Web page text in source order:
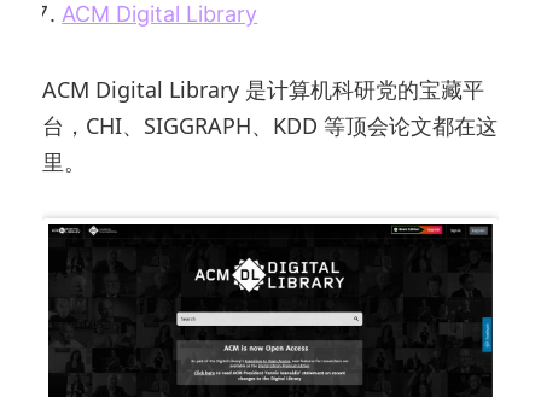
ACM Digital Library
ACM Digital Library 是计算机科研党的宝藏平
台，CHI、SIGGRAPH、KDD 等顶会论文都在这
里。